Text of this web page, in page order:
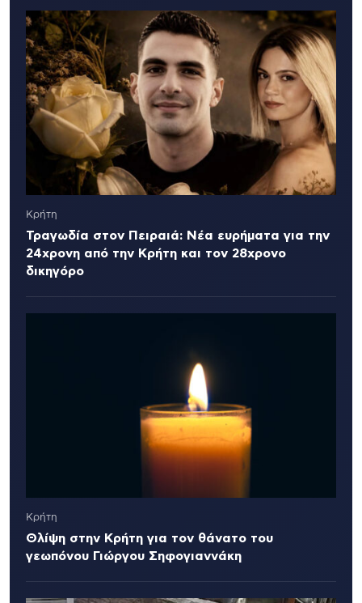
Κρήτη
Τραγωδία στον Πειραιά: Νέα ευρήματα για την
24χρονη από την Κρήτη και τον 28χρονο
δικηγόρο
Κρήτη
Θλίψη στην Κρήτη για τον θάνατο του
γεωπόνου Γιώργου Σηφογιαννάκη